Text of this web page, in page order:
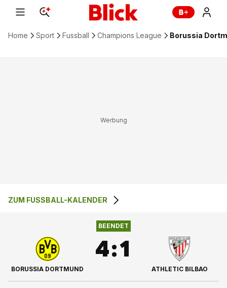
Home Sport Fussball Champions League Borussia
4 :1
ZUM FUSSBALL-KALENDER
BORUSSIA DORTMUND
BEENDET
4:1
ATHLETIC BILBAO